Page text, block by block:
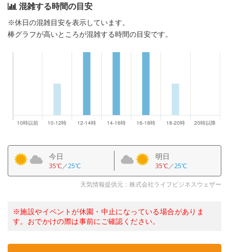
混雑する時間の目安
※休日の混雑目安を表示しています。
棒グラフが高いところが混雑する時間の目安です。
今日
35℃／25℃
明日
35℃／25℃
天気情報提供元：株式会社ライフビジネスウェザー
※施設やイベントが休園・中止になっている場合がありま
す。おでかけの際は事前にご確認ください。